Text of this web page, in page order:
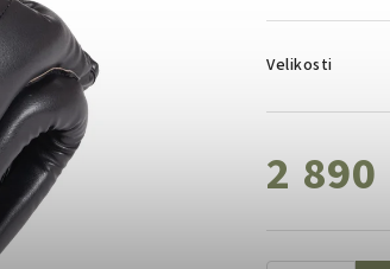
Velikosti
2 890